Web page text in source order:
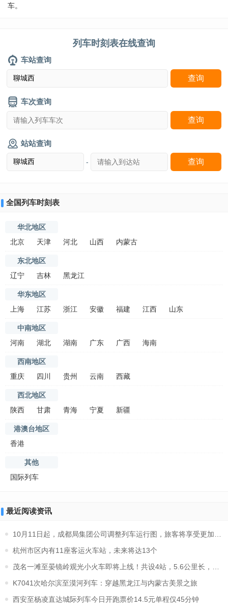
车。
列车时刻表在线查询
车站查询
车次查询
站站查询
-
全国列车时刻表
华北地区
北京
天津 河北 山西 内蒙古
东北地区
辽宁
吉林 黑龙江
华东地区
上海
江苏 浙江 安徽 福建 江西 山东
中南地区
河南
湖北 湖南 广东 广西 海南
西南地区
重庆
四川 贵州 云南 西藏
西北地区
陕西
甘肃 青海 宁夏 新疆
港澳台地区
香港
其他
国际列车
最近阅读资讯
10月11日起，成都局集团公司调整列车运行图，旅客将享受更加便
杭州市区内有11座客运火车站，未来将达13个
茂名一滩至晏镜岭观光小火车即将上线！共设4站，5.6公里长，好
K7041次哈尔滨至漠河列车：穿越黑龙江与内蒙古美景之旅
西安至杨凌直达城际列车今日开跑票价14.5元单程仅45分钟